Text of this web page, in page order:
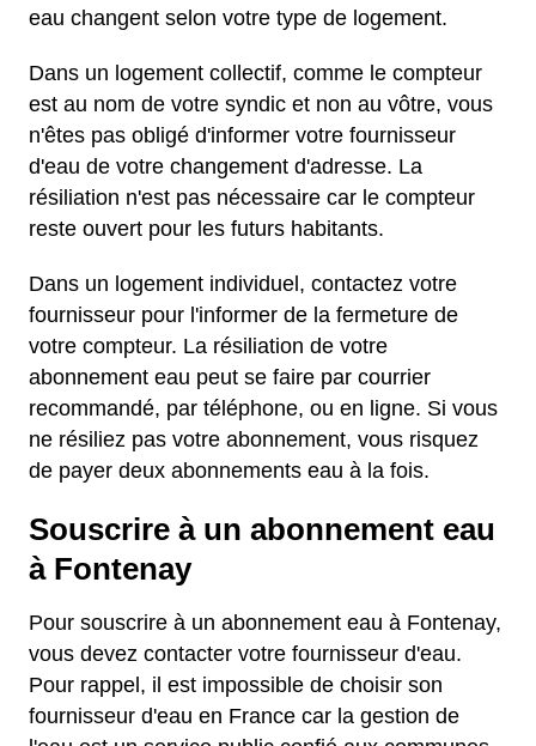
eau changent selon votre type de logement.
Dans un logement collectif, comme le compteur
est au nom de votre syndic et non au vôtre, vous
n'êtes pas obligé d'informer votre fournisseur
d'eau de votre changement d'adresse. La
résiliation n'est pas nécessaire car le compteur
reste ouvert pour les futurs habitants.
Dans un logement individuel, contactez votre
fournisseur pour l'informer de la fermeture de
votre compteur. La résiliation de votre
abonnement eau peut se faire par courrier
recommandé, par téléphone, ou en ligne. Si vous
ne résiliez pas votre abonnement, vous risquez
de payer deux abonnements eau à la fois.
Souscrire à un abonnement eau
à Fontenay
Pour souscrire à un abonnement eau à Fontenay,
vous devez contacter votre fournisseur d'eau.
Pour rappel, il est impossible de choisir son
fournisseur d'eau en France car la gestion de